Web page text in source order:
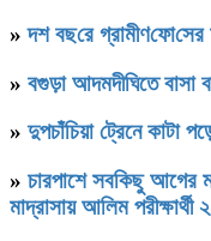
»দশ বছ‌রে
» বগুড়া আদমদীঘিতে বাসা
» দুপচাঁচিয়া ট্রেনে কাটা
» চারপাশে সবকিছু
মাদ্রাসায় আলিম